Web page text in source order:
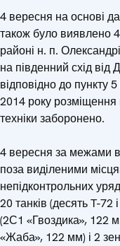
4 вересня на основі
також було виявлено
районі н. п.
на південний схід від
відповідно до пункту
2014 року розміщення
техніки заборонено.
4 вересня за межами
поза виділеними
непідконтрольних
20 танків (десять T-72
(2С1 «Гвоздика», 122
«Жаба», 122 мм) і 2